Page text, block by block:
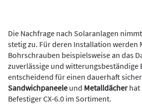
Die Nachfrage nach Solaranlagen
stetig zu. Für deren Installation werden
Bohrschrauben beispielsweise an das
zuverlässige und witterungsbeständige
entscheidend für einen dauerhaft
Sandwichpaneele und Metalldächerhat
Befestiger CX-6.0 im Sortiment.